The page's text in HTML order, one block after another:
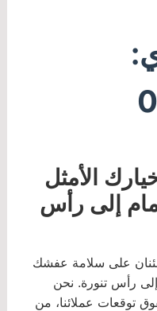
الأمثل
إلى رأس
على سلامة عفشك
إلى رأس تنورة. نحن
توقعات عملائنا، من